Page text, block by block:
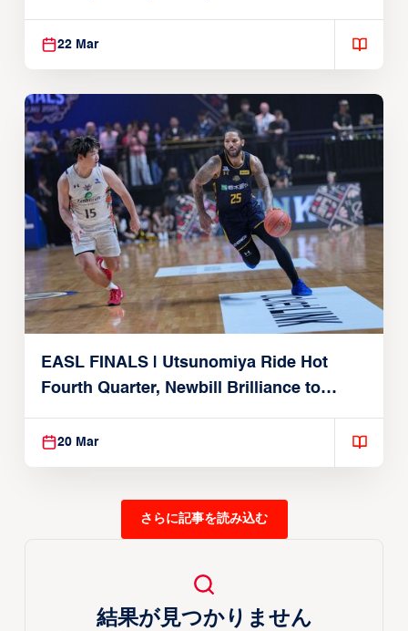
Alvark Tokyo
22 Mar
EASL FINALS | Utsunomiya Ride Hot
Fourth Quarter, Newbill Brilliance to
20 Mar
さらに記事を読み込む
結果が見つかりません